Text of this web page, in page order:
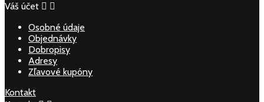
Váš účet  
Osobné údaje
Objednávky
Dobropisy
Adresy
Zľavové kupóny
Kontakt